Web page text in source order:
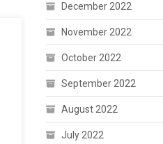
December 2022
November 2022
October 2022
September 2022
August 2022
July 2022